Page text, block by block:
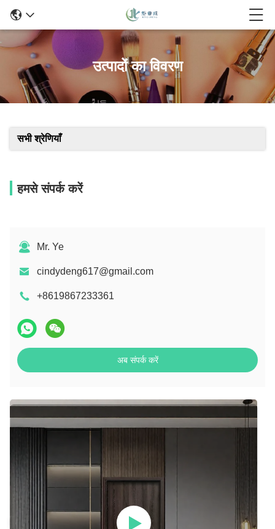
उत्पादों का विवरण
सभी श्रेणियाँ
हमसे संपर्क करें
Mr. Ye
cindydeng617@gmail.com
+8619867233361
अब संपर्क करें